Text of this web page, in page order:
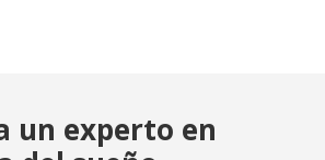
un experto en